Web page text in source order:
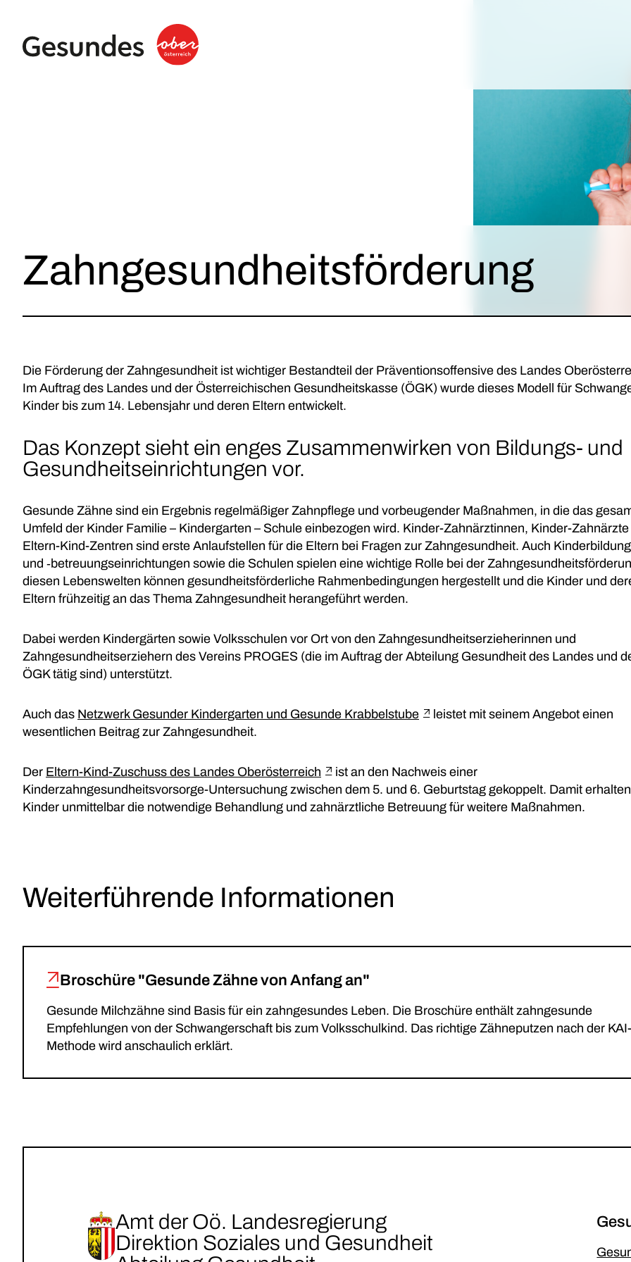
Zahn­gesundheits­förderung
Die Förderung der Zahngesundheit ist wichtiger Bestandteil der Präventionsoffensive des Landes
Im Auftrag des Landes und der Österreichischen Gesundheitskasse (ÖGK) wurde dieses Modell für
Kinder bis zum 14. Lebensjahr und deren Eltern entwickelt.
Das Konzept sieht ein enges Zusammenwirken von Bildungs- und
Gesundheitseinrichtungen vor.
Gesunde Zähne sind ein Ergebnis regelmäßiger Zahnpflege und vorbeugender Maßnahmen, in die das
Umfeld der Kinder Familie – Kindergarten – Schule einbezogen wird. Kinder-Zahnärztinnen, Kinder-
Eltern-Kind-Zentren sind erste Anlaufstellen für die Eltern bei Fragen zur Zahngesundheit. Auch
und ‑betreuungseinrichtungen sowie die Schulen spielen eine wichtige Rolle bei der
diesen Lebenswelten können gesundheitsförderliche Rahmenbedingungen hergestellt und die Kinder und
Eltern frühzeitig an das Thema Zahngesundheit herangeführt werden.
Dabei werden Kindergärten sowie Volksschulen vor Ort von den Zahngesundheitserzieherinnen und
Zahngesundheitserziehern des Vereins PROGES (die im Auftrag der Abteilung Gesundheit des Landes und
ÖGK tätig sind) unterstützt.
Auch das Netzwerk Gesunder Kindergarten und Gesunde Krabbelstube
leistet mit seinem Angebot einen
wesentlichen Beitrag zur Zahngesundheit.
Der Eltern-Kind-Zuschuss des Landes Oberösterreich
ist an den Nachweis einer
Kinderzahngesundheitsvorsorge-Untersuchung zwischen dem 5. und 6. Geburtstag gekoppelt. Damit erhalten
Kinder unmittelbar die notwendige Behandlung und zahnärztliche Betreuung für weitere Maßnahmen.
Weiterführende Informationen
Broschüre "Gesunde Zähne von Anfang an"
Gesunde Milchzähne sind Basis für ein zahngesundes Leben. Die Broschüre enthält zahngesunde
Empfehlungen von der Schwangerschaft bis zum Volksschulkind. Das richtige Zähneputzen nach der KAI-
Methode wird anschaulich erklärt.
Amt der Oö. Landesregierung
Direktion Soziales und Gesundheit